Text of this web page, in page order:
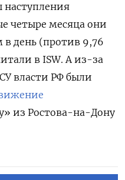
четыре месяца они
в день (против 9,76
в ISW. А из-за
власти РФ были
из Ростова-на-Дону